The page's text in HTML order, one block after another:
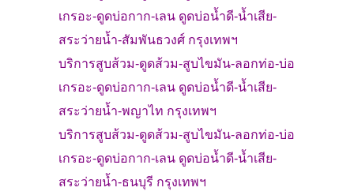
เกรอะ-ดูดบ่อกาก-เลน ดูดบ่อน้ำดี-น้ำเสีย-
สระว่ายน้ำ-สัมพันธวงศ์ กรุงเทพฯ
บริการสูบส้วม-ดูดส้วม-สูบไขมัน-ลอกท่อ-บ่อ
เกรอะ-ดูดบ่อกาก-เลน ดูดบ่อน้ำดี-น้ำเสีย-
สระว่ายน้ำ-พญาไท กรุงเทพฯ
บริการสูบส้วม-ดูดส้วม-สูบไขมัน-ลอกท่อ-บ่อ
เกรอะ-ดูดบ่อกาก-เลน ดูดบ่อน้ำดี-น้ำเสีย-
สระว่ายน้ำ-ธนบุรี กรุงเทพฯ